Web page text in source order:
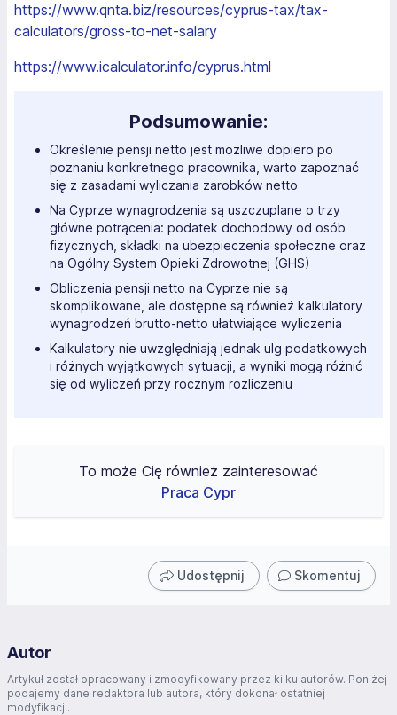
https://www.qnta.biz/resources/cyprus-tax/tax-
calculators/gross-to-net-salary
https://www.icalculator.info/cyprus.html
Podsumowanie:
Określenie pensji netto jest możliwe dopiero po
poznaniu konkretnego pracownika, warto zapoznać
się z zasadami wyliczania zarobków netto
Na Cyprze wynagrodzenia są uszczuplane o trzy
główne potrącenia: podatek dochodowy od osób
fizycznych, składki na ubezpieczenia społeczne oraz
na Ogólny System Opieki Zdrowotnej (GHS)
Obliczenia pensji netto na Cyprze nie są
skomplikowane, ale dostępne są również kalkulatory
wynagrodzeń brutto-netto ułatwiające wyliczenia
Kalkulatory nie uwzględniają jednak ulg podatkowych
i różnych wyjątkowych sytuacji, a wyniki mogą różnić
się od wyliczeń przy rocznym rozliczeniu
To może Cię również zainteresować
Praca Cypr
Udostępnij Skomentuj
Autor
Artykuł został opracowany i zmodyfikowany przez kilku autorów. Poniżej
podajemy dane redaktora lub autora, który dokonał ostatniej
modyfikacji.